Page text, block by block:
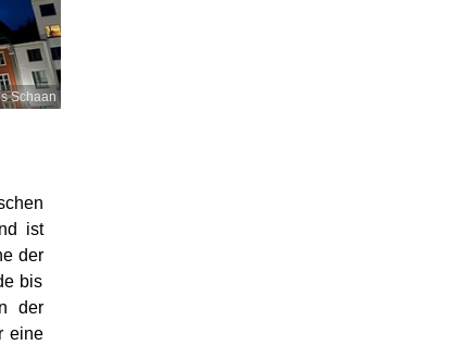
Schaan
ist
der
bis
der
eine